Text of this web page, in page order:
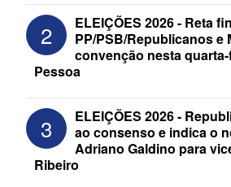
ELEIÇÕES 2026 - Senado: Novo
Medeiros na suplência de
2
ELEIÇÕES 2026 - Reta
PP/PSB/Republicanos e
convenção nesta
Pessoa
3
ELEIÇÕES 2026 -
ao consenso e indica o
Adriano Galdino para
Ribeiro